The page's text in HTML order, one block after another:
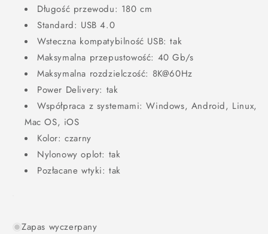
Długość przewodu: 180 cm
Standard: USB 4.0
Wsteczna kompatybilność USB: tak
Maksymalna przepustowość: 40 Gb/s
Maksymalna rozdzielczość: 8K@60Hz
Power Delivery: tak
Współpraca z systemami: Windows, Android, Linux,
Mac OS, iOS
Kolor: czarny
Nylonowy oplot: tak
Pozłacane wtyki: tak
Zapas wyczerpany